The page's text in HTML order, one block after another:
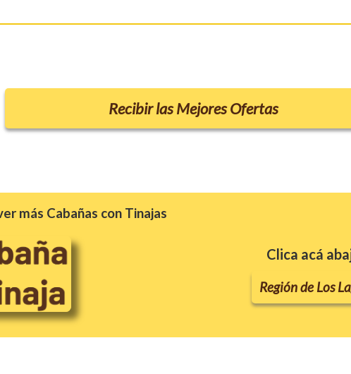
Recibir las Mejores Ofertas
más Cabañas con Tinajas
Clica acá
Región de Los